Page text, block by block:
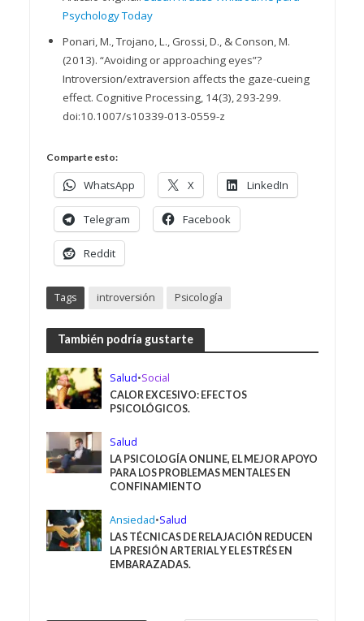
Psychology Today
Ponari, M., Trojano, L., Grossi, D., & Conson, M.
(2013). “Avoiding or approaching eyes”?
Introversion/extraversion affects the gaze-cueing
effect. Cognitive Processing, 14(3), 293-299.
doi:10.1007/s10339-013-0559-z
Comparte esto:
WhatsApp X LinkedIn
Telegram Facebook
Reddit
Tags introversión Psicología
También podría gustarte
Salud•Social
CALOR EXCESIVO: EFECTOS
PSICOLÓGICOS.
Salud
LA PSICOLOGÍA ONLINE, EL MEJOR APOYO
PARA LOS PROBLEMAS MENTALES EN
CONFINAMIENTO
Ansiedad•Salud
LAS TÉCNICAS DE RELAJACIÓN REDUCEN
LA PRESIÓN ARTERIAL Y EL ESTRÉS EN
EMBARAZADAS.